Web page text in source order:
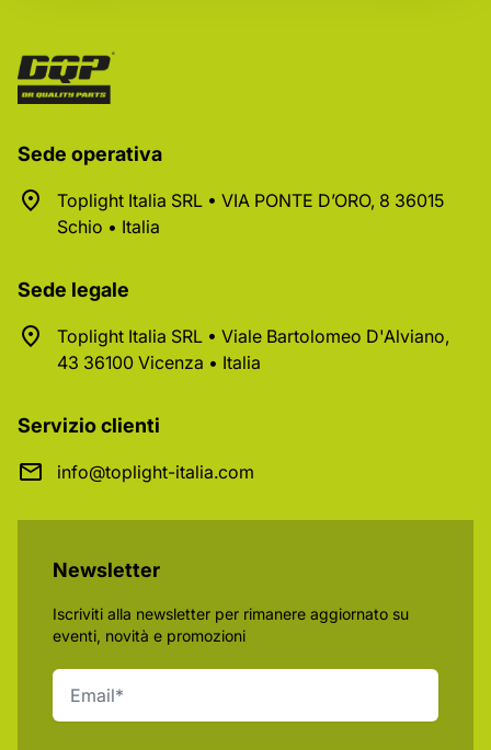
Sede operativa
Toplight Italia SRL • VIA PONTE D’ORO, 8 36015
Schio • Italia
Sede legale
Toplight Italia SRL • Viale Bartolomeo D'Alviano,
43 36100 Vicenza • Italia
Servizio clienti
info@toplight-italia.com
Newsletter
Iscriviti alla newsletter per rimanere aggiornato su
eventi, novità e promozioni